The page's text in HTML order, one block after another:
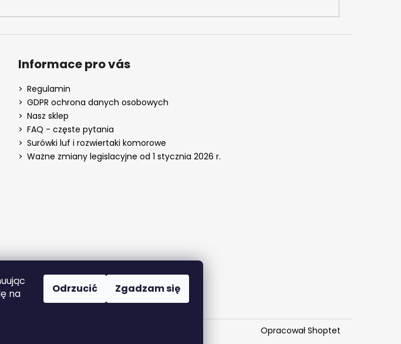
na
Odrzucić Zgadzam się
Informace pro vás
Regulamin
GDPR ochrona danych osobowych
Nasz sklep
FAQ - częste pytania
Surówki luf i rozwiertaki komorowe
Ważne zmiany legislacyjne od 1 stycznia 2026 r.
Opracował Shoptet